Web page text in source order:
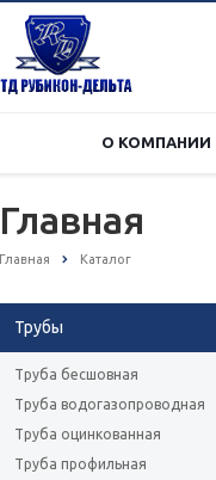
О КОМПАНИИ
Главная
Главная Каталог
Трубы
Труба бесшовная
Труба водогазопроводная
Труба оцинкованная
Труба профильная